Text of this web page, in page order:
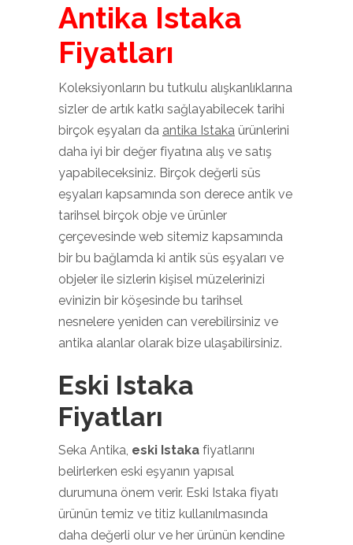
Antika Istaka
Fiyatları
Koleksiyonların bu tutkulu alışkanlıklarına
sizler de artık katkı sağlayabilecek tarihi
birçok eşyaları da antika Istaka ürünlerini
daha iyi bir değer fiyatına alış ve satış
yapabileceksiniz. Birçok değerli süs
eşyaları kapsamında son derece antik ve
tarihsel birçok obje ve ürünler
çerçevesinde web sitemiz kapsamında
bir bu bağlamda ki antik süs eşyaları ve
objeler ile sizlerin kişisel müzelerinizi
evinizin bir köşesinde bu tarihsel
nesnelere yeniden can verebilirsiniz ve
antika alanlar olarak bize ulaşabilirsiniz.
Eski Istaka
Fiyatları
Seka Antika, eski Istaka fiyatlarını
belirlerken eski eşyanın yapısal
durumuna önem verir. Eski Istaka fiyatı
ürünün temiz ve titiz kullanılmasında
daha değerli olur ve her ürünün kendine